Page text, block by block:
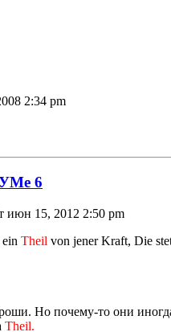
2:34 pm
6
июн 15, 2012 2:50 pm
Theil von jener Kraft, Die
Но почему-то они
Theil.